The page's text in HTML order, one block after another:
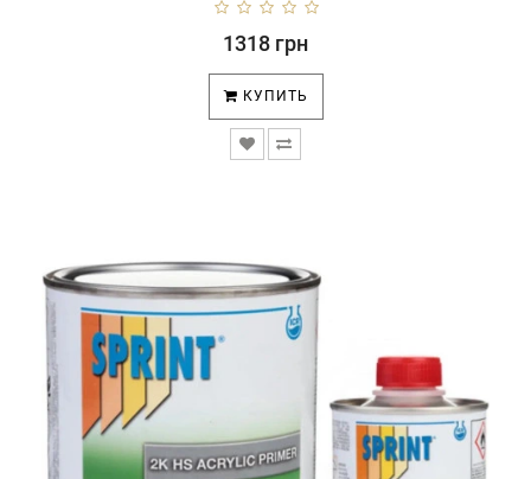
1318 грн
КУПИТЬ